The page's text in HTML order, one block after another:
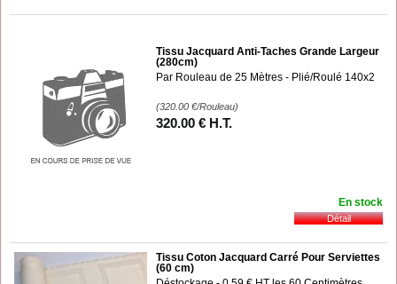
Tissu Jacquard Anti-Taches Grande Largeur
(280cm)
Par Rouleau de 25 Mètres - Plié/Roulé 140x2
(320.00 €/Rouleau)
320.00 € H.T.
En stock
Tissu Coton Jacquard Carré Pour Serviettes
(60 cm)